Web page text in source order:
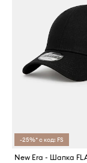
-25%* с код: FS